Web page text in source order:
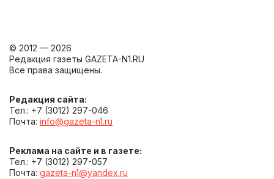
© 2012 — 2026
Редакция газеты GAZETA-N1.RU
Все права защищены.
Редакция сайта:
Тел.: +7 (3012) 297-046
Почта: info@gazeta-n1.ru
Реклама на сайте и в газете:
Тел.: +7 (3012) 297-057
Почта: gazeta-n1@yandex.ru